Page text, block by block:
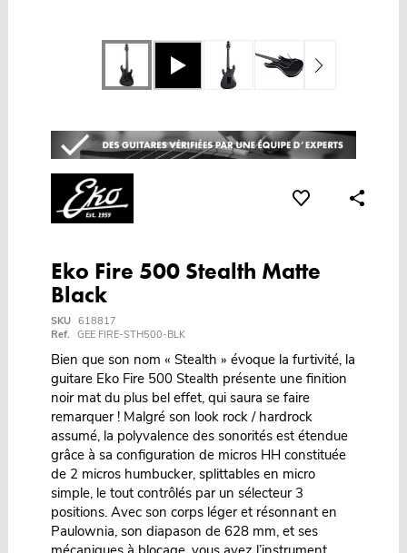
Eko Fire 500 Stealth Matte
Black
SKU 618817
Ref. GEE FIRE-STH500-BLK
Bien que son nom « Stealth » évoque la furtivité, la
guitare Eko Fire 500 Stealth présente une finition
noir mat du plus bel effet, qui saura se faire
remarquer ! Malgré son look rock / hardrock
assumé, la polyvalence des sonorités est étendue
grâce à sa configuration de micros HH constituée
de 2 micros humbucker, splittables en micro
simple, le tout contrôlés par un sélecteur 3
positions. Avec son corps léger et résonnant en
Paulownia, son diapason de 628 mm, et ses